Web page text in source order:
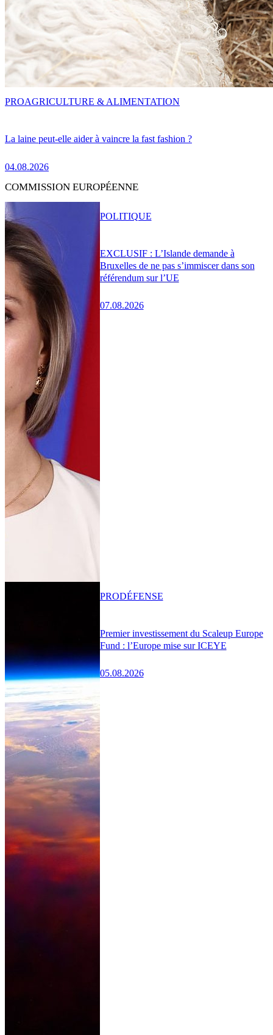
La laine peut-elle aider à vaincre la fast fashion ?
04.08.2026
PROAGRICULTURE & ALIMENTATION
COMMISSION EUROPÉENNE
EXCLUSIF : L’Islande demande à
Bruxelles de ne pas s’immiscer dans son
référendum sur l’UE
07.08.2026
POLITIQUE
Premier investissement du Scaleup Europe
Fund : l’Europe mise sur ICEYE
05.08.2026
PRODÉFENSE